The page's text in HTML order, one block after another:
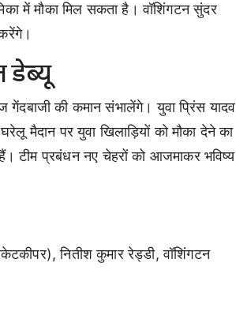
में मौका मिल सकता है। वॉशिंगटन सुंदर
डेब्यू
गेंदबाजी की कमान संभालेंगे। युवा प्रिंस यादव
मैदान पर युवा खिलाड़ियों को मौका देने का
टीम प्रबंधन नए चेहरों को आजमाकर भविष्य
नितीश कुमार रेड्डी, वॉशिंगटन